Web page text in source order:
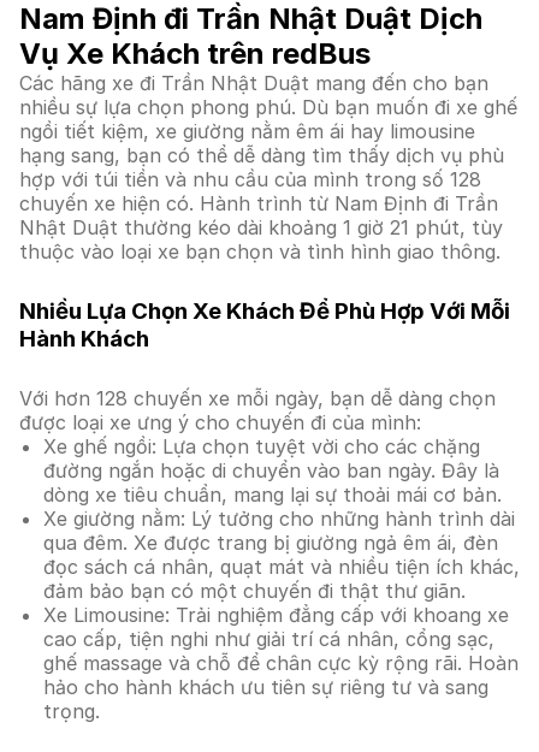
Nam Định đi Trần Nhật Duật Dịch
Vụ Xe Khách trên redBus
Các hãng xe đi Trần Nhật Duật mang đến cho bạn
nhiều sự lựa chọn phong phú. Dù bạn muốn đi xe ghế
ngồi tiết kiệm, xe giường nằm êm ái hay limousine
hạng sang, bạn có thể dễ dàng tìm thấy dịch vụ phù
hợp với túi tiền và nhu cầu của mình trong số 128
chuyến xe hiện có. Hành trình từ Nam Định đi Trần
Nhật Duật thường kéo dài khoảng 1 giờ 21 phút, tùy
thuộc vào loại xe bạn chọn và tình hình giao thông.
Nhiều Lựa Chọn Xe Khách Để Phù Hợp Với Mỗi
Hành Khách
Với hơn 128 chuyến xe mỗi ngày, bạn dễ dàng chọn
được loại xe ưng ý cho chuyến đi của mình:
Xe ghế ngồi: Lựa chọn tuyệt vời cho các chặng
đường ngắn hoặc di chuyển vào ban ngày. Đây là
dòng xe tiêu chuẩn, mang lại sự thoải mái cơ bản.
Xe giường nằm: Lý tưởng cho những hành trình dài
qua đêm. Xe được trang bị giường ngả êm ái, đèn
đọc sách cá nhân, quạt mát và nhiều tiện ích khác,
đảm bảo bạn có một chuyến đi thật thư giãn.
Xe Limousine: Trải nghiệm đẳng cấp với khoang xe
cao cấp, tiện nghi như giải trí cá nhân, cổng sạc,
ghế massage và chỗ để chân cực kỳ rộng rãi. Hoàn
hảo cho hành khách ưu tiên sự riêng tư và sang
trọng.